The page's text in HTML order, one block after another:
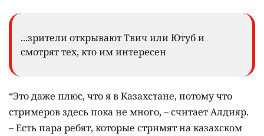
...зрители открывают Твич или Ютуб и
смотрят тех, кто им интересен
“Это даже плюс, что я в Казахстане, потому что
стримеров здесь пока не много, – считает Алдияр.
– Есть пара ребят, которые стримят на казахском